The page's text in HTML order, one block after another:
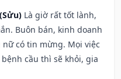
Là giờ rất tốt lành,
Buôn bán, kinh doanh
có tin mừng. Mọi việc
cầu thì sẽ khỏi, gia